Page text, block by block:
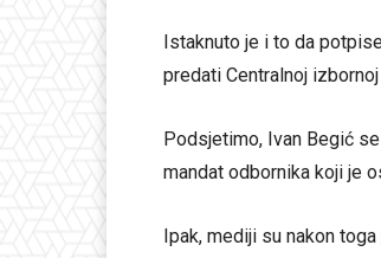
Istaknuto je i to da
predati Centralnoj
Podsjetimo, Ivan Begić
mandat odbornika koji je
Ipak, mediji su nakon